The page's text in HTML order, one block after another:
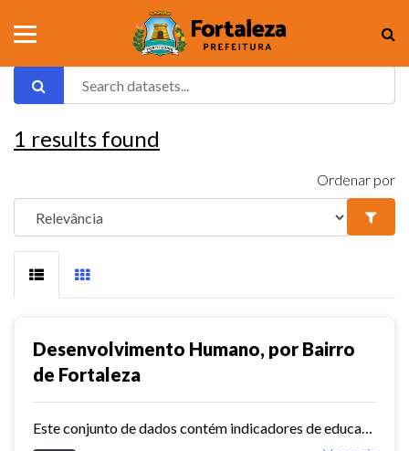
1 results found
Ordenar por
Desenvolvimento Humano, por Bairro
de Fortaleza